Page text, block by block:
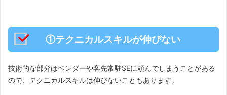
①テクニカルスキルが伸びない
技術的な部分はベンダーや客先常駐SEに頼んでしまうことがある
ので、テクニカルスキルは伸びないこともあります。